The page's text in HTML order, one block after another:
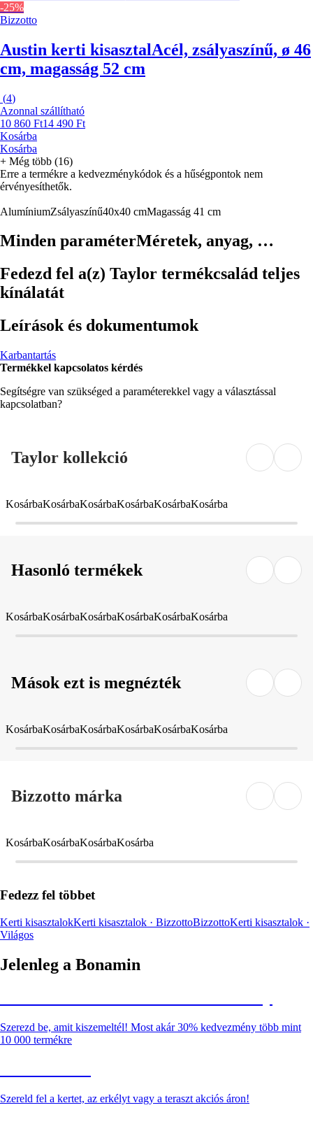
-25%
Bizzotto
Austin kerti kisasztalAcél, zsályaszínű, ø 46
cm, magasság 52 cm
(4)
Azonnal szállítható
10 860 Ft14 490 Ft
Kosárba
Kosárba
+ Még több (16)
Erre a termékre a kedvezménykódok és a hűségpontok nem
érvényesíthetők.
AlumíniumZsályaszínű40x40 cmMagasság 41 cm
Minden paraméterMéretek, anyag, …
Fedezd fel a(z) Taylor termékcsalád teljes
kínálatát
Leírások és dokumentumok
Karbantartás
Termékkel kapcsolatos kérdés
Segítségre van szükséged a paraméterekkel vagy a választással
kapcsolatban?
Taylor kollekció
KosárbaKosárbaKosárbaKosárbaKosárbaKosárba
Hasonló termékek
KosárbaKosárbaKosárbaKosárbaKosárbaKosárba
Mások ezt is megnézték
KosárbaKosárbaKosárbaKosárbaKosárbaKosárba
Bizzotto márka
KosárbaKosárbaKosárbaKosárba
Fedezz fel többet
Kerti kisasztalokKerti kisasztalok · BizzottoBizzottoKerti kisasztalok ·
Világos
Jelenleg a Bonamin
Szerezd be, amit kiszemeltél! Most akár 30% kedvezmény több mint
10 000 termékre
Szereld fel a kertet, az erkélyt vagy a teraszt akciós áron!